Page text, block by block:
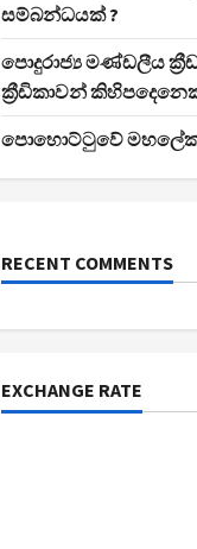
සම්බන්ධයක් ?
පොදුරාජ්‍ය මණ්ඩලීය
ක්‍රීඩිකාවන්
පොහොට්ටුවේ
RECENT COMMENTS
EXCHANGE RATE